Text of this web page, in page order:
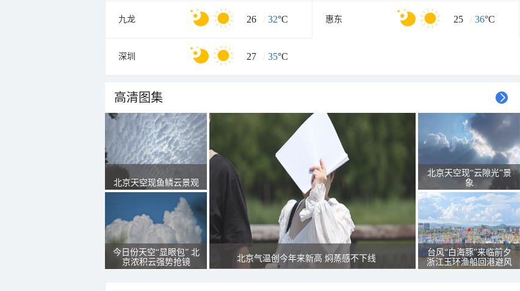
九龙 26 / 32°C 惠东 25 / 36°C
深圳 27 / 35°C
高清图集
北京天空现鱼鳞云景观
今日份天空“显眼包” 北
京浓积云强势抢镜
北京气温创今年来新高 焖蒸感不下线
北京天空现“云隙光”景
象
台风“白海豚”来临前夕
浙江玉环渔船回港避风